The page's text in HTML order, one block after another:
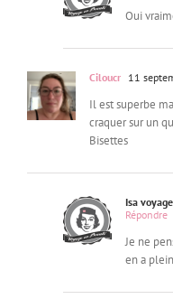
Oui
Ciloucr 11
Il est superbe
craquer sur un
Bisettes
Isa
Répondre
Je ne
en a